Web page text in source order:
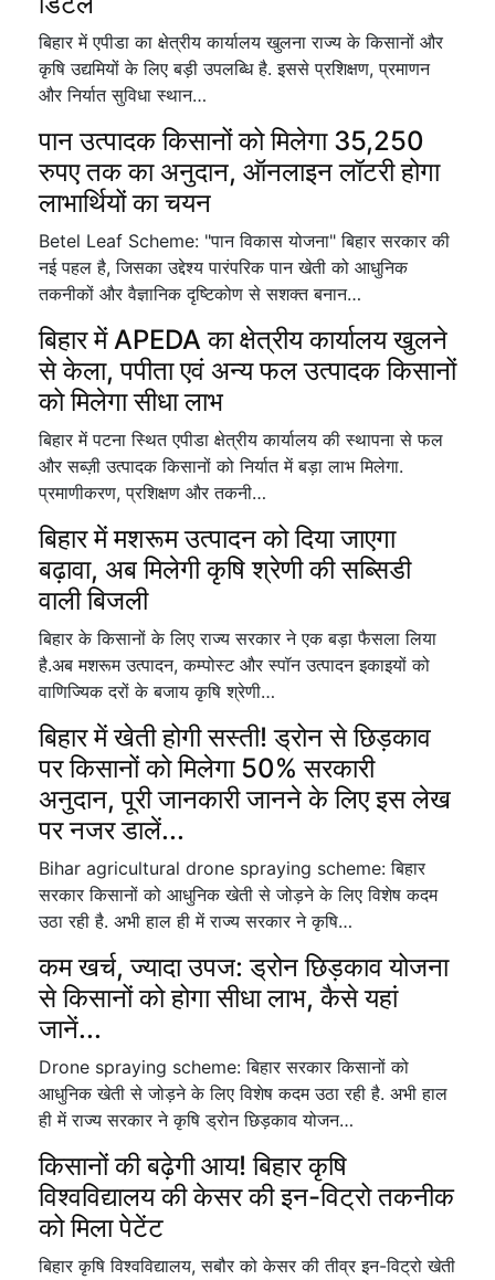
बिहार में एपीडा का क्षेत्रीय कार्यालय खुलना राज्य के किसानों और
कृषि उद्यमियों के लिए बड़ी उपलब्धि है. इससे प्रशिक्षण, प्रमाणन
और निर्यात सुविधा स्थान…
पान उत्पादक किसानों को मिलेगा 35,250
रुपए तक का अनुदान, ऑनलाइन लॉटरी होगा
लाभार्थियों का चयन
Betel Leaf Scheme: "पान विकास योजना" बिहार सरकार की
नई पहल है, जिसका उद्देश्य पारंपरिक पान खेती को आधुनिक
तकनीकों और वैज्ञानिक दृष्टिकोण से सशक्त बनान…
बिहार में APEDA का क्षेत्रीय कार्यालय खुलने
से केला, पपीता एवं अन्य फल उत्पादक किसानों
को मिलेगा सीधा लाभ
बिहार में पटना स्थित एपीडा क्षेत्रीय कार्यालय की स्थापना से फल
और सब्ज़ी उत्पादक किसानों को निर्यात में बड़ा लाभ मिलेगा.
प्रमाणीकरण, प्रशिक्षण और तकनी…
बिहार में मशरूम उत्पादन को दिया जाएगा
बढ़ावा, अब मिलेगी कृषि श्रेणी की सब्सिडी
वाली बिजली
बिहार के किसानों के लिए राज्य सरकार ने एक बड़ा फैसला लिया
है.अब मशरूम उत्पादन, कम्पोस्ट और स्पॉन उत्पादन इकाइयों को
वाणिज्यिक दरों के बजाय कृषि श्रेणी…
बिहार में खेती होगी सस्ती! ड्रोन से छिड़काव
पर किसानों को मिलेगा 50% सरकारी
अनुदान, पूरी जानकारी जानने के लिए इस लेख
पर नजर डालें...
Bihar agricultural drone spraying scheme: बिहार
सरकार किसानों को आधुनिक खेती से जोड़ने के लिए विशेष कदम
उठा रही है. अभी हाल ही में राज्य सरकार ने कृषि…
कम खर्च, ज्यादा उपज: ड्रोन छिड़काव योजना
से किसानों को होगा सीधा लाभ, कैसे यहां
जानें...
Drone spraying scheme: बिहार सरकार किसानों को
आधुनिक खेती से जोड़ने के लिए विशेष कदम उठा रही है. अभी हाल
ही में राज्य सरकार ने कृषि ड्रोन छिड़काव योजन…
किसानों की बढ़ेगी आय! बिहार कृषि
विश्वविद्यालय की केसर की इन-विट्रो तकनीक
को मिला पेटेंट
बिहार कृषि विश्वविद्यालय, सबौर को केसर की तीव्र इन-विट्रो खेती